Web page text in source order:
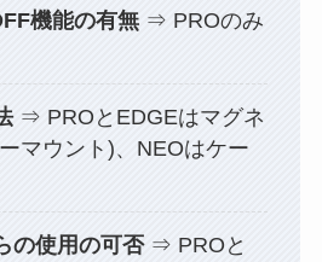
機能の有無 ⇒ PROのみ
⇒ PROとEDGEはマグネ
マウント)、NEOはケー
の使用の可否⇒ PROと